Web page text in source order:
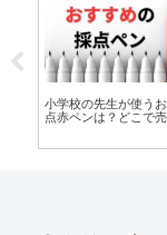
小学校の先生が使う
点赤ペンは？どこで